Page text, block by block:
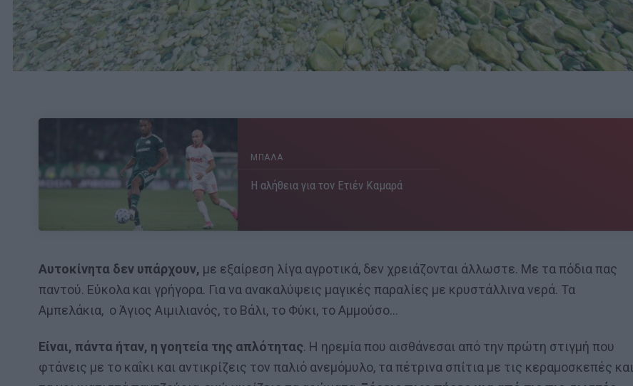
ΜΠΑΛΑ
Η αλήθεια για τον Ετιέν Καμαρά
Αυτοκίνητα δεν υπάρχουν, με εξαίρεση λίγα αγροτικά, δεν χρειάζονται άλλωστε. Με τα πόδια πας
παντού. Εύκολα και γρήγορα. Για να ανακαλύψεις μαγικές παραλίες με κρυστάλλινα νερά. Τα
Αμπελάκια, ο Άγιος Αιμιλιανός, το Βάλι, το Φύκι, το Αμμούσο…
Είναι, πάντα ήταν, η γοητεία της απλότητας. Η ηρεμία που αισθάνεσαι από την πρώτη στιγμή που
φτάνεις με το καΐκι και αντικρίζεις τον παλιό ανεμόμυλο, τα πέτρινα σπίτια με τις κεραμοσκεπές και